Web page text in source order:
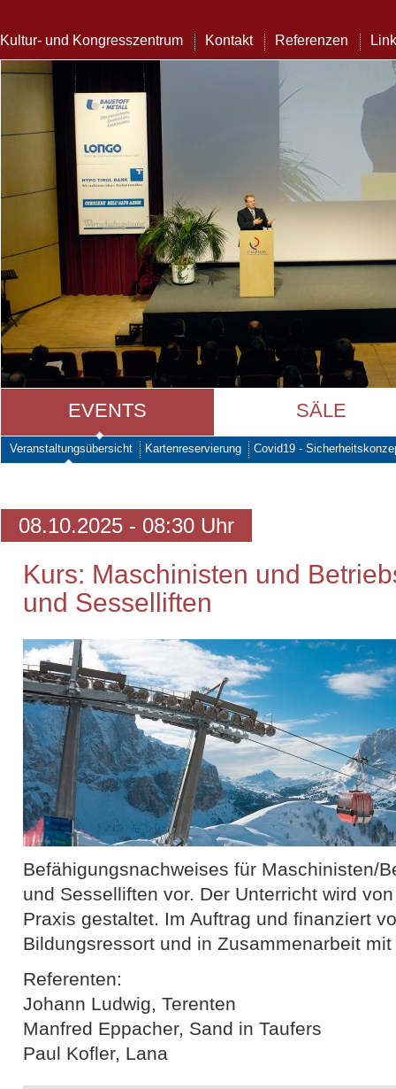
Kultur- und Kongresszentrum Kontakt Referenzen
EVENTS SÄLE
Veranstaltungsübersicht Kartenreservierung Covid19 -
08.10.2025 - 08:30 Uhr
Kurs: Maschinisten und
und Sesselliften
Befähigungsnachweises für Maschinisten/
und Sesselliften vor. Der Unterricht wird
Praxis gestaltet. Im Auftrag und finanziert
Bildungsressort und in Zusammenarbeit
Referenten:
Johann Ludwig, Terenten
Manfred Eppacher, Sand in Taufers
Paul Kofler, Lana